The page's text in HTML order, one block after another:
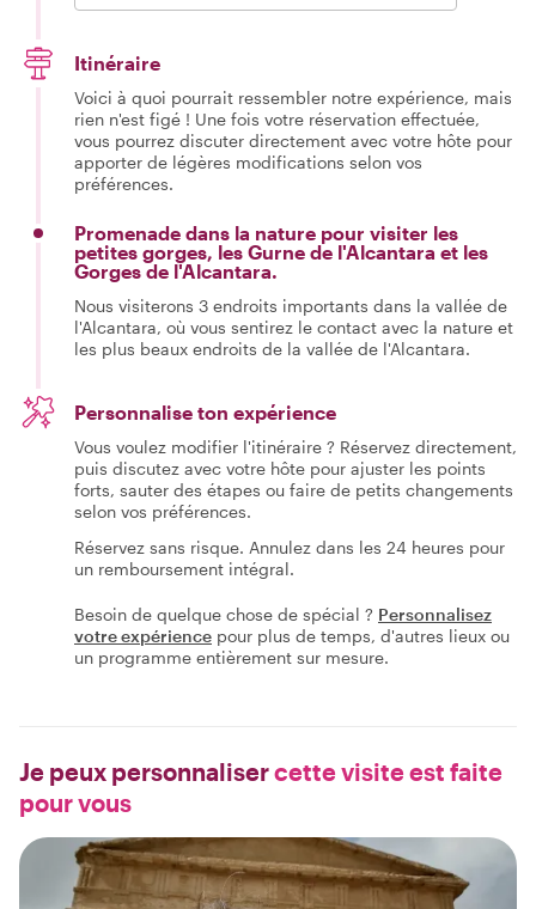
Itinéraire
Voici à quoi pourrait ressembler notre expérience, mais
rien n'est figé ! Une fois votre réservation effectuée,
vous pourrez discuter directement avec votre hôte pour
apporter de légères modifications selon vos
préférences.
Promenade dans la nature pour visiter les
petites gorges, les Gurne de l'Alcantara et les
Gorges de l'Alcantara.
Nous visiterons 3 endroits importants dans la vallée de
l'Alcantara, où vous sentirez le contact avec la nature et
les plus beaux endroits de la vallée de l'Alcantara.
Personnalise ton expérience
Vous voulez modifier l'itinéraire ? Réservez directement,
puis discutez avec votre hôte pour ajuster les points
forts, sauter des étapes ou faire de petits changements
selon vos préférences.
Réservez sans risque. Annulez dans les 24 heures pour
un remboursement intégral.
Besoin de quelque chose de spécial ? Personnalisez
votre expérience pour plus de temps, d'autres lieux ou
un programme entièrement sur mesure.
Je peux personnalisercette visite est faite
pour vous